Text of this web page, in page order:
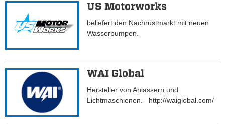
US Motorworks
beliefert den Nachrüstmarkt mit neuen
Wasserpumpen.
WAI Global
Hersteller von Anlassern und
Lichtmaschienen. http://waiglobal.com/